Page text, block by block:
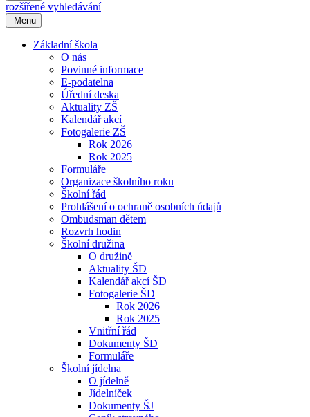
rozšířené vyhledávání
Menu
Základní škola
O nás
Povinné informace
E-podatelna
Úřední deska
Aktuality ZŠ
Kalendář akcí
Fotogalerie ZŠ
Rok 2026
Rok 2025
Formuláře
Organizace školního roku
Školní řád
Prohlášení o ochraně osobních údajů
Ombudsman dětem
Rozvrh hodin
Školní družina
O družině
Aktuality ŠD
Kalendář akcí ŠD
Fotogalerie ŠD
Rok 2026
Rok 2025
Vnitřní řád
Dokumenty ŠD
Formuláře
Školní jídelna
O jídelně
Jídelníček
Dokumenty ŠJ